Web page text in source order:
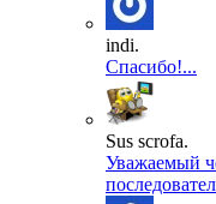
indi.
Спасибо!...
Sus scrofa.
Уважаемый